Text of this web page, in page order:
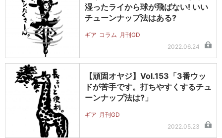
湿ったライから球が飛ばない! いい
チューンナップ法はある?
ギア コラム 月刊GD
2022.06.24
【頑固オヤジ】Vol.153「3番ウッ
ドが苦手です。打ちやすくするチュ
ーンナップ法は?」
ギア 月刊GD
2022.05.23